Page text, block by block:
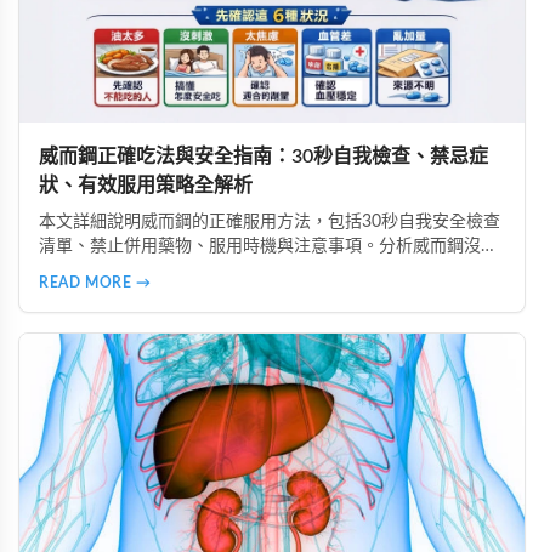
威而鋼正確吃法與安全指南：30秒自我檢查、禁忌症
狀、有效服用策略全解析
本文詳細說明威而鋼的正確服用方法，包括30秒自我安全檢查
清單、禁止併用藥物、服用時機與注意事項。分析威而鋼沒效
READ MORE →